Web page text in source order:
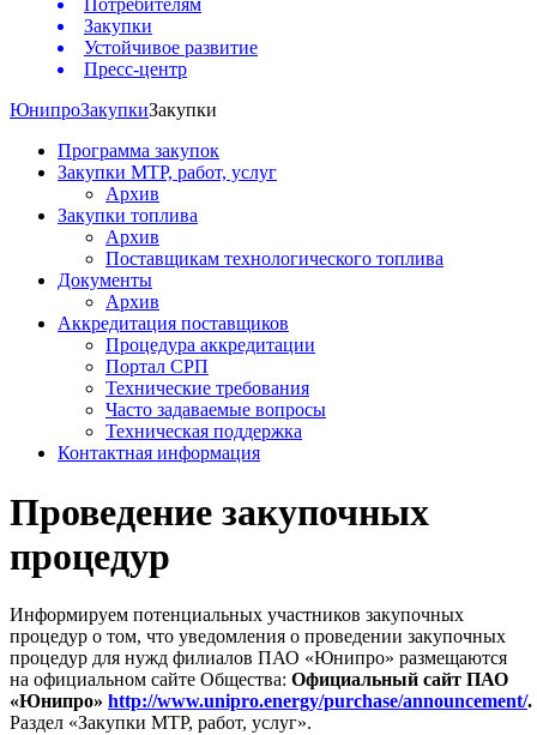
Потребителям
Закупки
Устойчивое развитие
Пресс-центр
ЮнипроЗакупкиЗакупки
Программа закупок
Закупки МТР, работ, услуг
Архив
Закупки топлива
Архив
Поставщикам технологического топлива
Документы
Архив
Аккредитация поставщиков
Процедура аккредитации
Портал СРП
Технические требования
Часто задаваемые вопросы
Техническая поддержка
Контактная информация
Проведение закупочных
процедур
Информируем потенциальных участников закупочных
процедур о том, что уведомления о проведении закупочных
процедур для нужд филиалов ПАО «Юнипро» размещаются
на официальном сайте Общества: Официальный сайт ПАО
«Юнипро» http://www.unipro.energy/purchase/announcement/.
Раздел «Закупки МТР, работ, услуг».